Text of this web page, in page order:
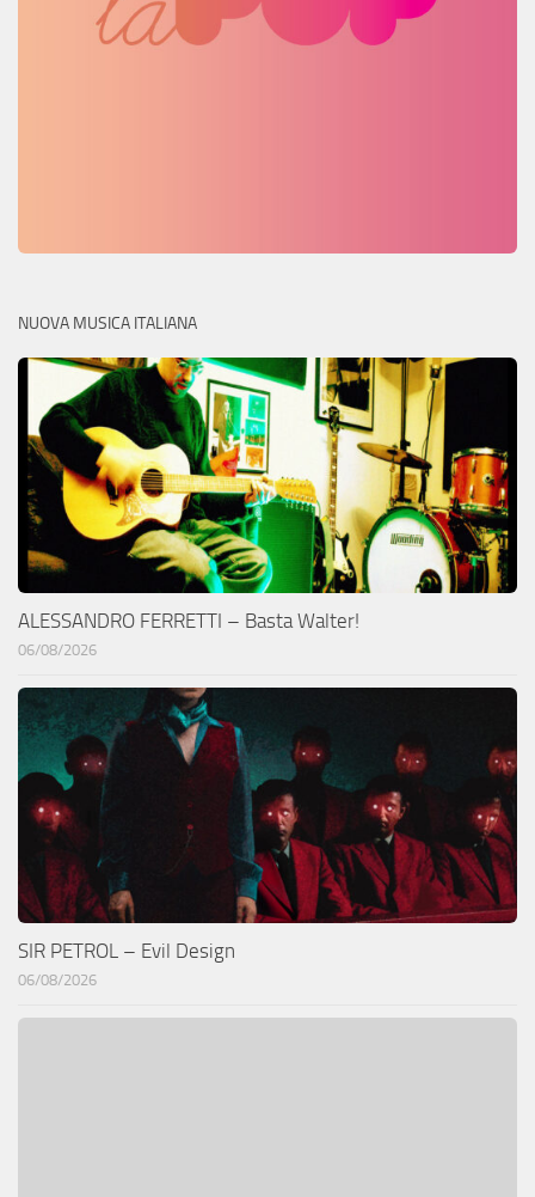
NUOVA MUSICA ITALIANA
ALESSANDRO FERRETTI – Basta Walter!
06/08/2026
SIR PETROL – Evil Design
06/08/2026